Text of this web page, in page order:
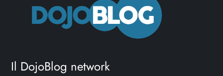
Il DojoBlog network